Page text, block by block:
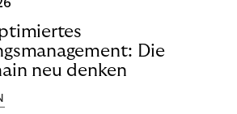
Die
neu denken